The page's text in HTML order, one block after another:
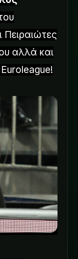
Πειραιώτες
αλλά και